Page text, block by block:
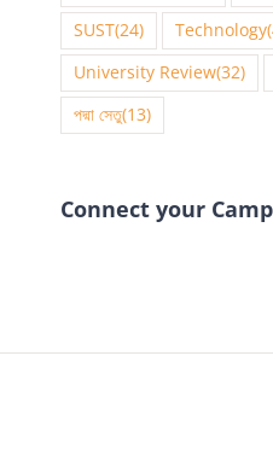
SUST(24) Technology
University Review(32)
পদ্মা সেতু(13)
Connect your